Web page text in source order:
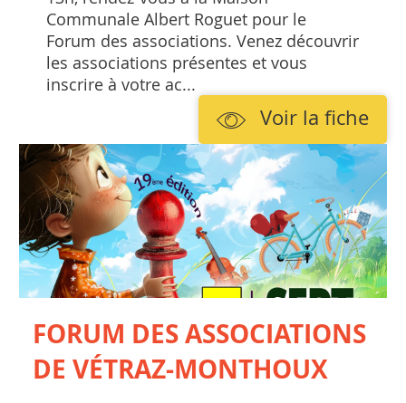
Communale Albert Roguet pour le
Forum des associations. Venez découvrir
les associations présentes et vous
inscrire à votre ac...
Voir la fiche
FORUM DES ASSOCIATIONS
DE VÉTRAZ-MONTHOUX